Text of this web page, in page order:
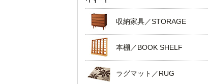
収納家具／STORAGE
本棚／BOOK SHELF
ラグマット／RUG